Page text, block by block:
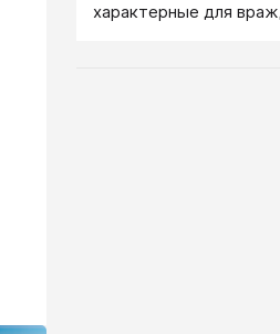
характерные для